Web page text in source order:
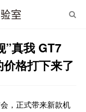
”真我 GT7
格打下来了
，正式带来新款机